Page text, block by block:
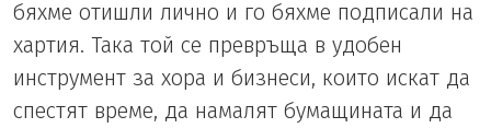
бяхме отишли лично и го бяхме подписали на
хартия. Така той се превръща в удобен
инструмент за хора и бизнеси, които искат да
спестят време, да намалят бумащината и да